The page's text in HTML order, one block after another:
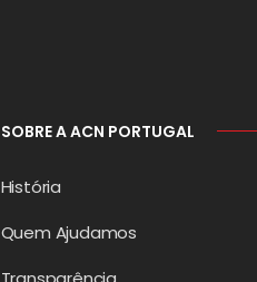
SOBRE A ACN PORTUGAL
História
Quem Ajudamos